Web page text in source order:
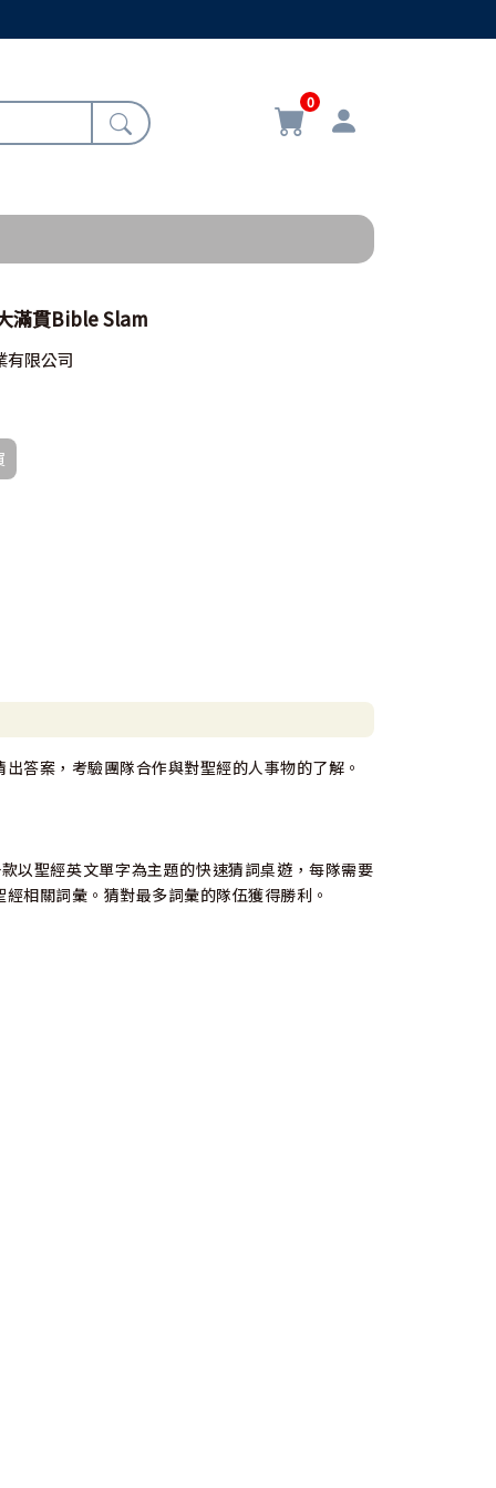
0
滿貫Bible Slam
有限公司
答案，考驗團隊合作與對聖經的人事物的了解。
以聖經英文單字為主題的快速猜詞桌遊，每隊需要
相關詞彙。猜對最多詞彙的隊伍獲得勝利。